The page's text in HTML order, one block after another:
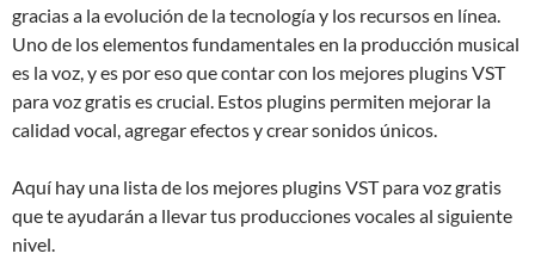
gracias a la evolución de la tecnología y los recursos en línea.
Uno de los elementos fundamentales en la producción musical
es la voz, y es por eso que contar con los mejores plugins VST
para voz gratis es crucial. Estos plugins permiten mejorar la
calidad vocal, agregar efectos y crear sonidos únicos.
Aquí hay una lista de los mejores plugins VST para voz gratis
que te ayudarán a llevar tus producciones vocales al siguiente
nivel.